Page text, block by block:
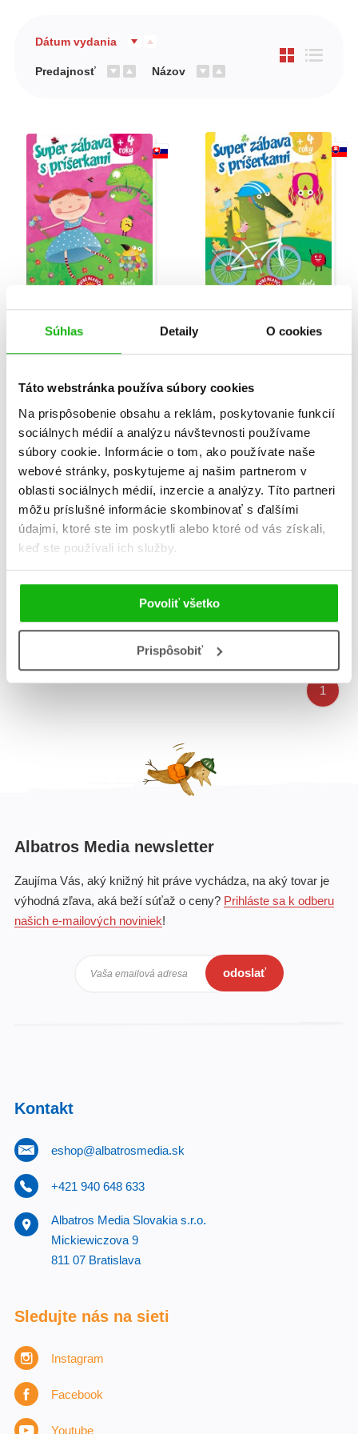
Súhlas Detaily O cookies
Táto webstránka používa súbory cookies
Na prispôsobenie obsahu a reklám, poskytovanie funkcií
sociálnych médií a analýzu návštevnosti používame
súbory cookie. Informácie o tom, ako používate naše
webové stránky, poskytujeme aj našim partnerom v
oblasti sociálnych médií, inzercie a analýzy. Títo partneri
môžu príslušné informácie skombinovať s ďalšími
údajmi, ktoré ste im poskytli alebo ktoré od vás získali,
keď ste používali ich služby.
Povoliť všetko
Prispôsobiť
Dátum vydania
Predajnosť Názov
Super zábava s
Super zábava s
Super zábava s
príšerkami (líška)
Super zábava s
príšerkami (maco)
Celkom kníh: 4
1
Albatros Media newsletter
Zaujíma Vás, aký knižný hit práve vychádza, na aký tovar je
výhodná zľava, aká beží súťaž o ceny? Prihláste sa k odberu
našich e-mailových noviniek!
Vaša emailová adresa odoslať
Kontakt
eshop@albatrosmedia.sk
+421 940 648 633
Albatros Media Slovakia s.r.o.
Mickiewiczova 9
811 07 Bratislava
Sledujte nás na sieti
Instagram
Facebook
Youtube